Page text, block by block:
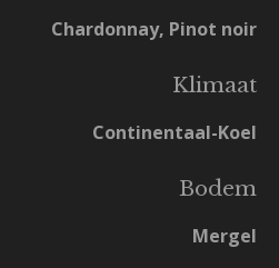
Chardonnay, Pinot noir
Klimaat
Continentaal-Koel
Bodem
Mergel